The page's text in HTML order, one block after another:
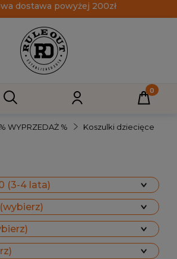
dostawa powyżej 200zł
% WYPRZEDAŻ %
Koszulki dziecięce
(3-4 lata)